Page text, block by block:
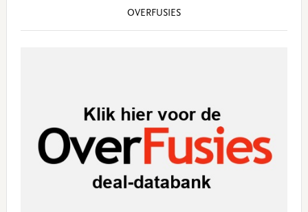
OVERFUSIES